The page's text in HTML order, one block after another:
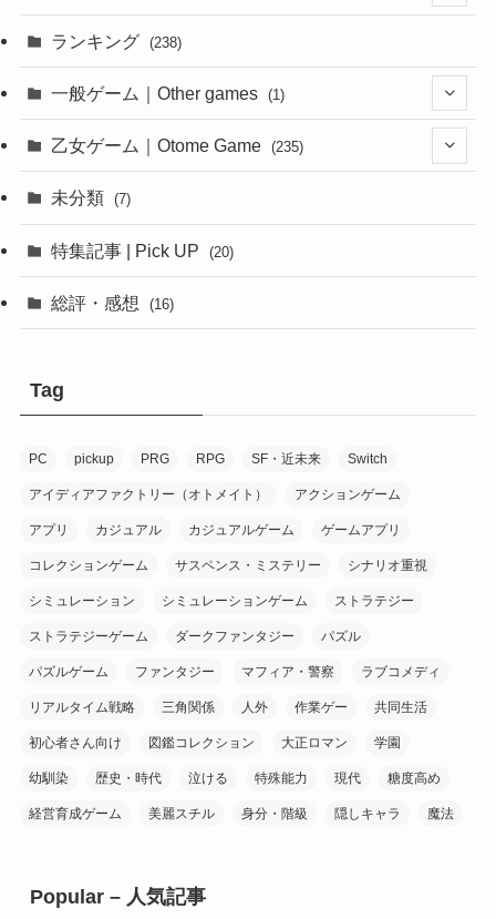
(1)
(1)
(1)
(6)
(1)
(2)
(1) (1)
(1)
(20)
(1)
(1)
ランキング (238)
一般ゲーム｜Other games (1)
(1)
乙女ゲーム｜Otome Game (235)
(10)
(6)
(8)
(8)
(9)
(7)
未分類 (7)
特集記事 | Pick UP (20)
総評・感想 (16)
Tag
PC pickup PRG RPG SF・近未来 Switch
アイディアファクトリー（オトメイト） アクションゲーム
アプリ カジュアル カジュアルゲーム ゲームアプリ
コレクションゲーム サスペンス・ミステリー シナリオ重視
シミュレーション シミュレーションゲーム ストラテジー
ストラテジーゲーム ダークファンタジー パズル
パズルゲーム ファンタジー マフィア・警察 ラブコメディ
リアルタイム戦略 三角関係 人外 作業ゲー 共同生活
初心者さん向け 図鑑コレクション 大正ロマン 学園
幼馴染 歴史・時代 泣ける 特殊能力 現代 糖度高め
経営育成ゲーム 美麗スチル 身分・階級 隠しキャラ 魔法
Popular – 人気記事